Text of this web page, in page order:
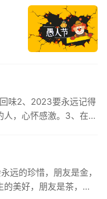
味2、2023要永远记得
，心怀感激。3、在苦
远的珍惜，朋友是金，
美好，朋友是茶，品